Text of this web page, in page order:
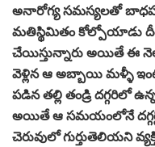
అనారోగ్య సమస్యలతో
మతిస్థిమితం కోల్పోయాడు
చేయిస్తున్నారు అయితే ఈ
వెళ్లిన ఆ అబ్బాయి మళ్ళీ
పడిన తల్లి తండ్రి దగ్గరిలో
అయితే ఆ సమయంలోనే
చెరువులో గుర్తుతెలియని